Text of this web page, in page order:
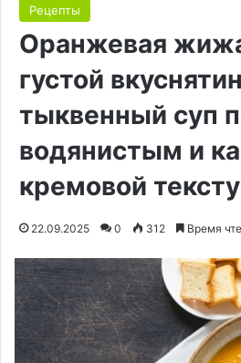
Рецепты
Оранжевая
густой
тыквенный суп
водянистым и
кремовой
22.09.2025 0 312 Время